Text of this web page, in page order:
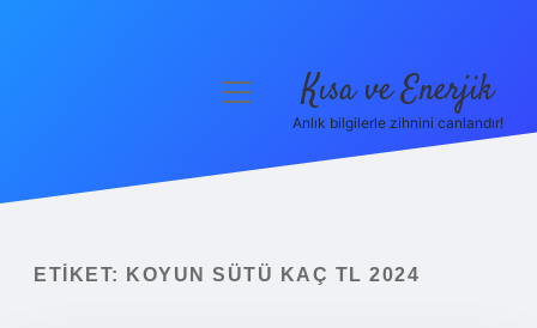
Yasal Uyarı
menüyü
Kısa ve Enerjik
Anlık bilgilerle zihnini canlandır!
ETIKET: KOYUN SÜTÜ KAÇ TL 2024